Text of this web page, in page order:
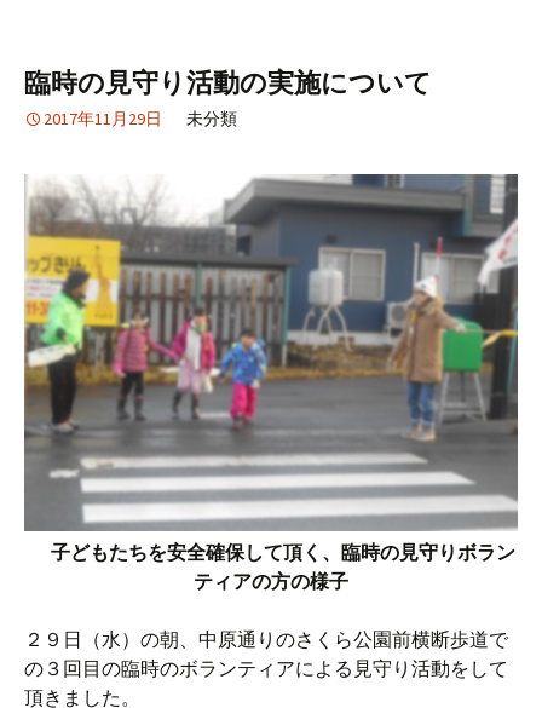
臨時の見守り活動の実施について
2017年11月29日 未分類
子どもたちを安全確保して頂く、臨時の見守りボラン
ティアの方の様子
２９日（水）の朝、中原通りのさくら公園前横断歩道で
の３回目の臨時のボランティアによる見守り活動をして
頂きました。